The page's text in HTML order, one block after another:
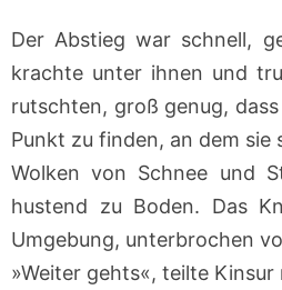
Der Abstieg war schnell,
krachte unter ihnen und
rutschten, groß genug,
Punkt zu finden, an dem sie
Wolken von Schnee und
hustend zu Boden. Das
Umgebung, unterbrochen
»Weiter gehts«, teilte